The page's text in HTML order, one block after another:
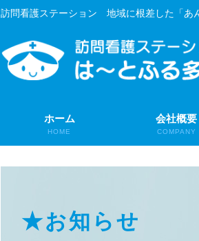
訪問看護ステーション 地域に根差した「あ
ホーム
HOME
会社概要
COMPANY
★お知らせ